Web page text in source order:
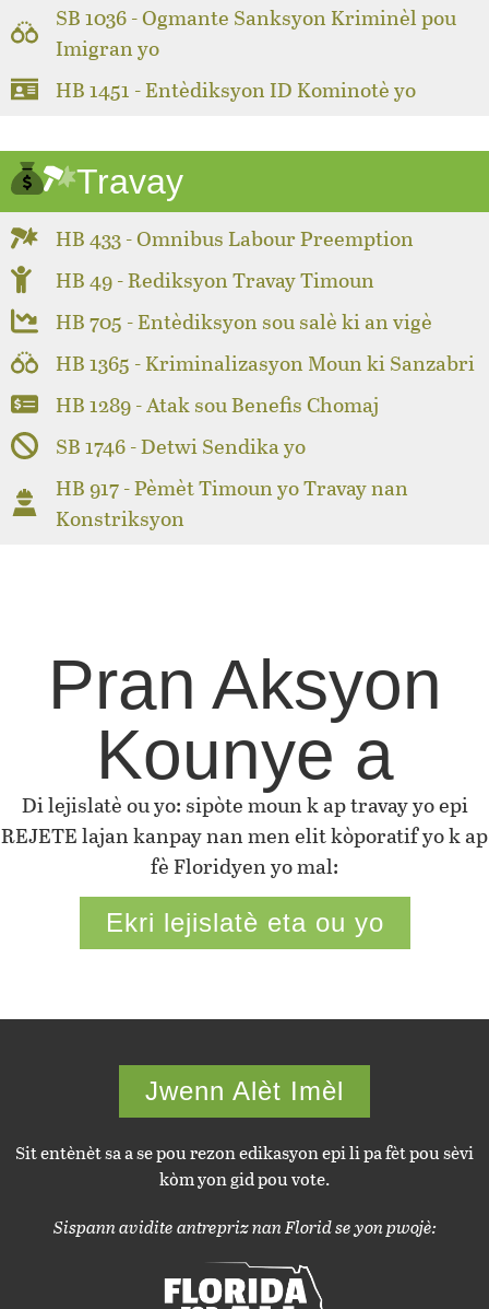
SB 1036 - Ogmante Sanksyon Kriminèl pou
Imigran yo
HB 1451 - Entèdiksyon ID Kominotè yo
Travay
HB 433 - Omnibus Labour Preemption
HB 49 - Rediksyon Travay Timoun
HB 705 - Entèdiksyon sou salè ki an vigè
HB 1365 - Kriminalizasyon Moun ki Sanzabri
HB 1289 - Atak sou Benefis Chomaj
SB 1746 - Detwi Sendika yo
HB 917 - Pèmèt Timoun yo Travay nan
Konstriksyon
Pran Aksyon
Kounye a
Di lejislatè ou yo: sipòte moun k ap travay yo epi
REJETE lajan kanpay nan men elit kòporatif yo k ap
fè Floridyen yo mal:
Ekri lejislatè eta ou yo
Jwenn Alèt Imèl
Sit entènèt sa a se pou rezon edikasyon epi li pa fèt pou sèvi
kòm yon gid pou vote.
Sispann avidite antrepriz nan Florid se yon pwojè: